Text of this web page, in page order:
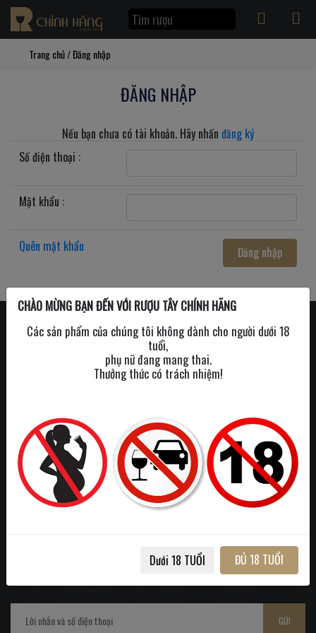
Trang chủ/Đăng nhập
ĐĂNG NHẬP
Nếu bạn chưa có tài khoản. Hãy nhấn đăng ký
Số điện thoại :
Mật khẩu :
Quên mật khẩu Đăng nhập
LIÊN HỆ
Tư vấn : 0931.97.39.97
HỖ TRỢ
Giới thiệu
Liên hệ
GỬI
CHÀO MỪNG BẠN ĐẾN VỚI RƯỢU TÂY CHÍNH HÃNG
Các sản phẩm của chúng tôi không dành cho người dưới 18
tuổi,
phụ nữ đang mang thai.
Thưởng thức có trách nhiệm!
Dưới 18 TUỔI ĐỦ 18 TUỔI